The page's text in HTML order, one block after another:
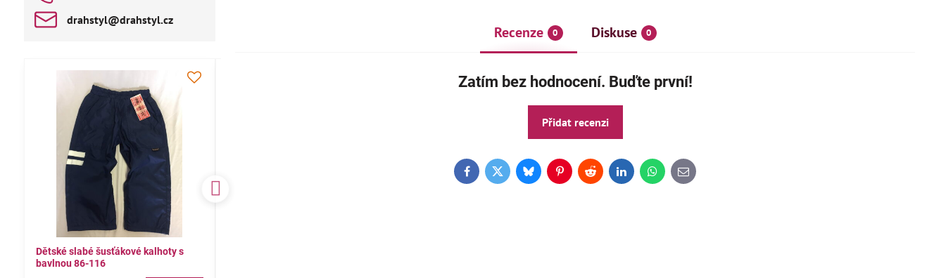
Recenze 0 Diskuse 0
Zatím bez hodnocení. Buďte první!
Přidat recenzi
FacebookTwitterBlueskyPinterestRedditLinkedInWhatsApp
E-
mail
drahstyl​@drahstyl​.cz
Dětské slabé šusťákové kalhoty s
bavlnou 86-116
ČESKÝ VÝROBEK